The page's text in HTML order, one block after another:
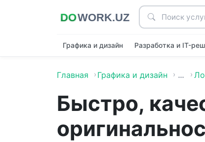
Графика и дизайн Разработка и IT-
Главная Графика и дизайн …
Быстро,